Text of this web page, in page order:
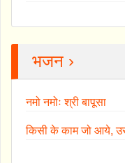
भजन ›
नमो नमोः श्री बापूसा
किसी के काम जो आये,